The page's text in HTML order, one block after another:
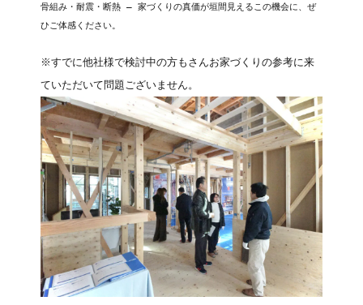
骨組み・耐震・断熱 ― 家づくりの真価が垣間見えるこの機会に、ぜ
ひご体感ください。
※すでに他社様で検討中の方もさんお家づくりの参考に来
ていただいて問題ございません。